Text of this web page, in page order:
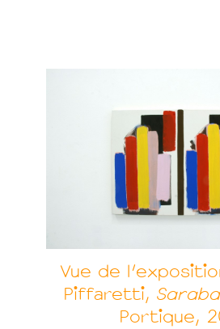
Vue de
Piffaretti,
Portique,